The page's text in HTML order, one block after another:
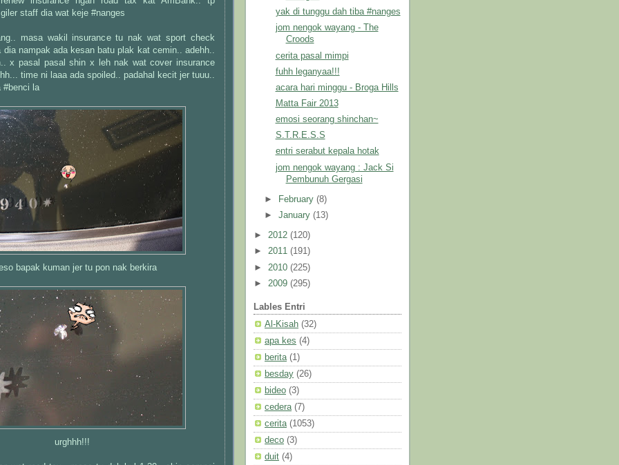
staff dia wat keje #nanges
masa wakil insurance tu nak wat sport check
nampak ada kesan batu plak kat cemin.. adehh..
x pasal pasal shin x leh nak wat cover insurance
time ni laaa ada spoiled.. padahal kecit jer tuuu..
#benci la
bapak kuman jer tu pon nak berkira
urghhh!!!
yak di tunggu dah tiba #nanges
jom nengok wayang - The
Croods
cerita pasal mimpi
fuhh leganyaa!!!
acara hari minggu - Broga Hills
Matta Fair 2013
emosi seorang shinchan~
S.T.R.E.S.S
entri serabut kepala hotak
jom nengok wayang : Jack Si
Pembunuh Gergasi
► February(8)
►January(13)
► 2012 (120)
► 2011 (191)
► 2010 (225)
► 2009 (295)
Lables Entri
Al-Kisah (32)
apa kes (4)
berita (1)
besday (26)
bideo (3)
cedera (7)
cerita (1053)
deco (3)
duit (4)